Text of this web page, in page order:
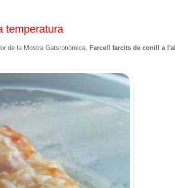
temperatura
de la Mostra Gatsronòmica, Farcell farcits de conill a l'all